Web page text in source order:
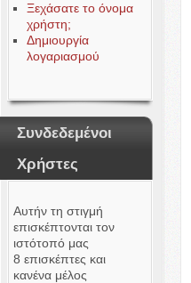
Ξεχάσατε το όνομα
χρήστη;
Δημιουργία
λογαριασμού
Συνδεδεμένοι
Χρήστες
Αυτήν τη στιγμή
επισκέπτονται τον
ιστότοπό μας
8 επισκέπτες και
κανένα μέλος